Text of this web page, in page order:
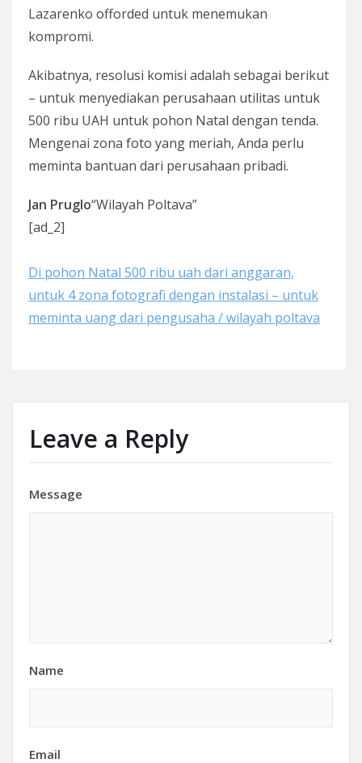
Lazarenko offorded untuk menemukan
kompromi.
Akibatnya, resolusi komisi adalah sebagai berikut
– untuk menyediakan perusahaan utilitas untuk
500 ribu UAH untuk pohon Natal dengan tenda.
Mengenai zona foto yang meriah, Anda perlu
meminta bantuan dari perusahaan pribadi.
Jan Pruglo“Wilayah Poltava”
[ad_2]
Di pohon Natal 500 ribu uah dari anggaran,
untuk 4 zona fotografi dengan instalasi – untuk
meminta uang dari pengusaha / wilayah poltava
Leave a Reply
Message
Name
Email